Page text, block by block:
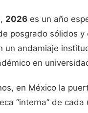
, 2026 es un año
posgrado sólidos
un andamiaje
en
en México la
“interna” de